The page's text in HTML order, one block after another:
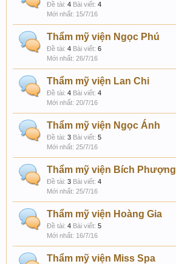
Đề tài: 4 Bài viết: 4
15/7/16
Thẩm mỹ viện Ngọc Phú
Đề tài: 4 Bài viết: 6
26/7/16
Thẩm mỹ viện Lan Chi
Đề tài: 4 Bài viết: 4
20/7/16
Thẩm mỹ viện Ngọc Ánh
Đề tài: 3 Bài viết: 5
25/7/16
Thẩm mỹ viện Bích Phượng
Đề tài: 3 Bài viết: 4
25/7/16
Thẩm mỹ viện Hoàng Gia
Đề tài: 4 Bài viết: 5
16/7/16
Thẩm mỹ viện Miss Spa